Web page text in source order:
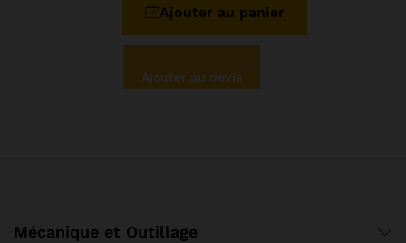
Ajouter au panier
Ajouter au devis
Mécanique et Outillage